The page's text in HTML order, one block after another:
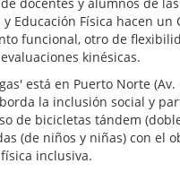
y Educación Física hacen un
funcional, otro de
kinésicas.
está en Puerto Norte
la inclusión social y
de bicicletas tándem
(de niños y niñas) con el
inclusiva.